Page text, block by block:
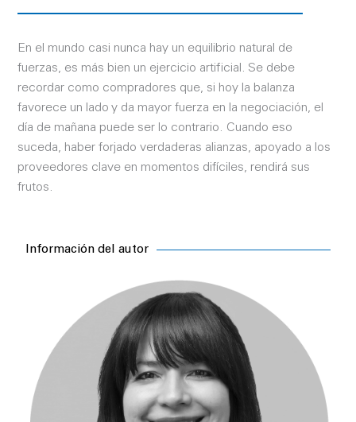
En el mundo casi nunca hay un equilibrio natural de
fuerzas, es más bien un ejercicio artificial. Se debe
recordar como compradores que, si hoy la balanza
favorece un lado y da mayor fuerza en la negociación, el
día de mañana puede ser lo contrario. Cuando eso
suceda, haber forjado verdaderas alianzas, apoyado a los
proveedores clave en momentos difíciles, rendirá sus
frutos.
Información del autor